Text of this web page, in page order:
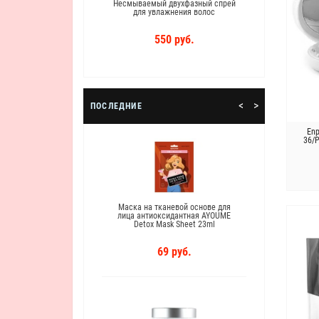
Несмываемый двухфазный спрей
для увлажнения волос
550 руб.
Masil
для
ПОСЛЕДНИЕ
Маска на тканевой основе для
лица антиоксидантная AYOUME
Detox Mask Sheet 23ml
69 руб.
< >
36/